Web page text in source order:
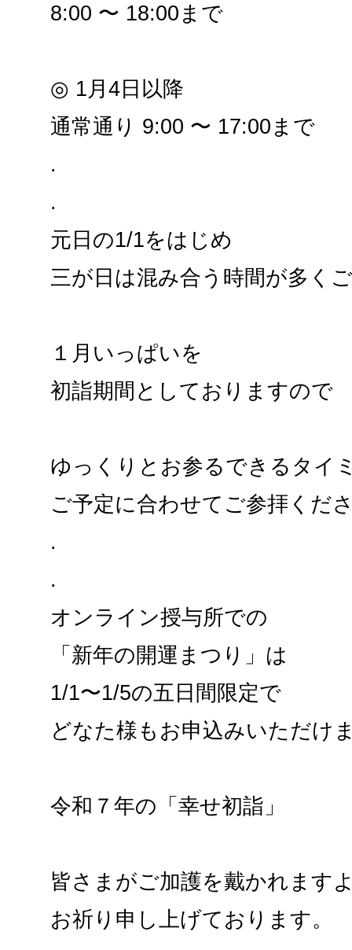
8:00 〜 18:00まで
◎ 1月4日以降
通常通り 9:00 〜 17:00まで
.
.
元日の1/1をはじめ
三が日は混み合う時間が多く
１月いっぱいを
初詣期間としておりますので
ゆっくりとお参るできるタイ
ご予定に合わせてご参拝くだ
.
.
オンライン授与所での
「新年の開運まつり」は
1/1〜1/5の五日間限定で
どなた様もお申込みいただけ
令和７年の「幸せ初詣」
皆さまがご加護を戴かれます
お祈り申し上げております。